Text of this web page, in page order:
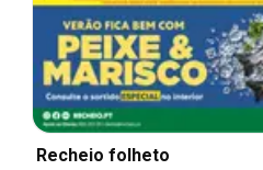
Recheio folheto